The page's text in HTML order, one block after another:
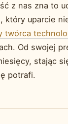
z nas zna to
który uparcie
twórca
Od swojej
stając
potrafi.